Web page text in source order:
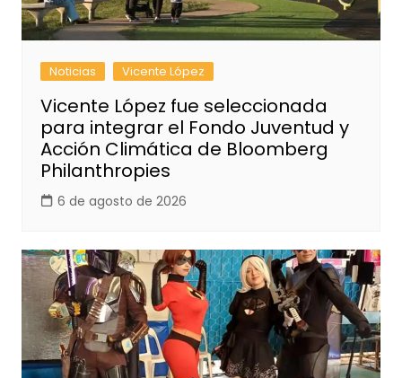
Noticias Vicente López
Vicente López fue seleccionada
para integrar el Fondo Juventud y
Acción Climática de Bloomberg
Philanthropies
6 de agosto de 2026